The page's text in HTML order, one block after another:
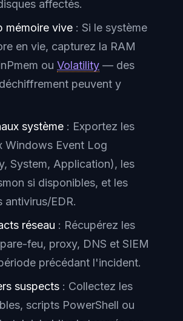
affectés.
mémoire vive : Si le système
en vie, capturez la RAM
ou Volatility — des
peuvent y
système : Exportez les
Windows Event Log
System, Application), les
si disponibles, et les
antivirus/EDR.
réseau : Récupérez les
feu, proxy, DNS et SIEM
précédant l'incident.
suspects : Collectez les
scripts PowerShell ou